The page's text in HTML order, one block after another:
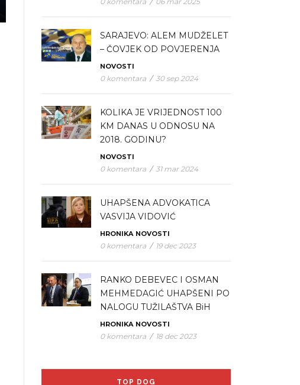
SARAJEVO: ALEM MUDŽELET
– ČOVJEK OD POVJERENJA
NOVOSTI
0 komentara / 30 sep 2024
KOLIKA JE VRIJEDNOST 100
KM DANAS U ODNOSU NA
2018. GODINU?
NOVOSTI
0 komentara / 31 mar 2024
UHAPŠENA ADVOKATICA
VASVIJA VIDOVIĆ
HRONIKA NOVOSTI
0 komentara / 19 dec 2023
RANKO DEBEVEC I OSMAN
MEHMEDAGIĆ UHAPŠENI PO
NALOGU TUŽILAŠTVA BiH
HRONIKA NOVOSTI
0 komentara / 18 dec 2023
TOP DOG